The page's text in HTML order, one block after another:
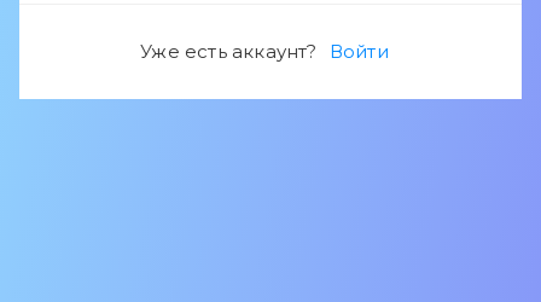
Уже есть аккаунт? Войти